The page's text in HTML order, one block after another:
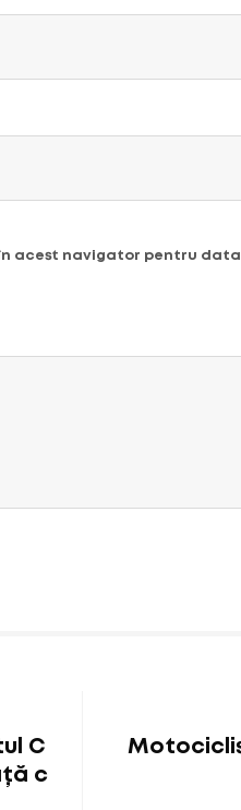
acest navigator pentru
C
c